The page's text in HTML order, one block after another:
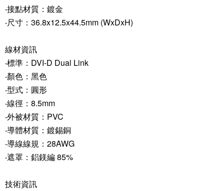
‧接點材質：鍍金
‧尺寸：36.8x12.5x44.5mm (WxDxH)
線材資訊
‧標準：DVI-D Dual Link
‧顏色：黑色
‧型式：圓形
‧線徑：8.5mm
‧外被材質：PVC
‧導體材質：鍍錫銅
‧導線線規：28AWG
‧遮罩：鋁鎂編 85%
技術資訊